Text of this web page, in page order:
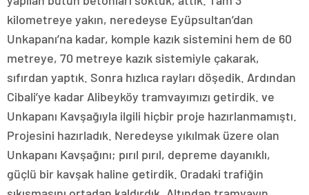
kilometreye yakın, neredeyse Eyüpsultan’dan
Unkapanı’na kadar, komple kazık sistemini hem de 60
metreye, 70 metreye kazık sistemiyle çakarak,
sıfırdan yaptık. Sonra hızlıca rayları döşedik. Ardından
Cibali’ye kadar Alibeyköy tramvayımızı getirdik. ve
Unkapanı Kavşağıyla ilgili hiçbir proje hazırlanmamıştı.
Projesini hazırladık. Neredeyse yıkılmak üzere olan
Unkapanı Kavşağını; pırıl pırıl, depreme dayanıklı,
güçlü bir kavşak haline getirdik. Oradaki trafiğin